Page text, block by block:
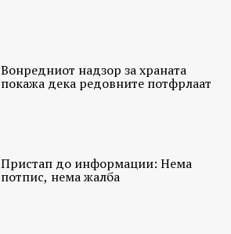
Вонредниот надзор за храната
покажа дека редовните потфрлаат
Пристап до информации: Нема
потпис, нема жалба